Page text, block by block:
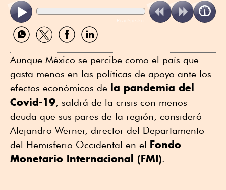
ReadSpeaker
Compartir
por
Compartir
por
Compartir
por
Compartir
por
Aunque México se percibe como el país que
gasta menos en las políticas de apoyo ante los
efectos económicos de la pandemia del
Covid-19, saldrá de la crisis con menos
deuda que sus pares de la región, consideró
Alejandro Werner, director del Departamento
del Hemisferio Occidental en el Fondo
Monetario Internacional (FMI).